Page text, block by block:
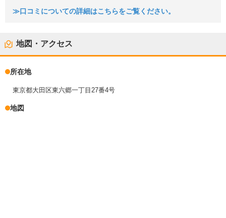
≫口コミについての詳細はこちらをご覧ください。
地図・アクセス
所在地
東京都大田区東六郷一丁目27番4号
地図